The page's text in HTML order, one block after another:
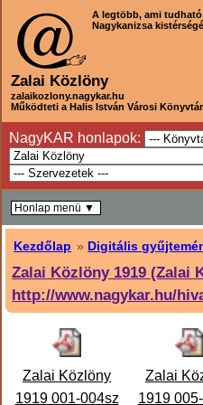
A legtöbb, ami tudható
Nagykanizsa
Zalai Közlöny
zalaikozlony.nagykar.hu
Működteti a Halis István Városi Könyvtár
NagyKAR honlapok:
Kezdőlap » Digitális
Zalai Közlöny 1919 (Zalai
http://www.nagykar.hu/
Zalai Közlöny
1919 001-004sz
Zalai
1919
Honlap menü ▼